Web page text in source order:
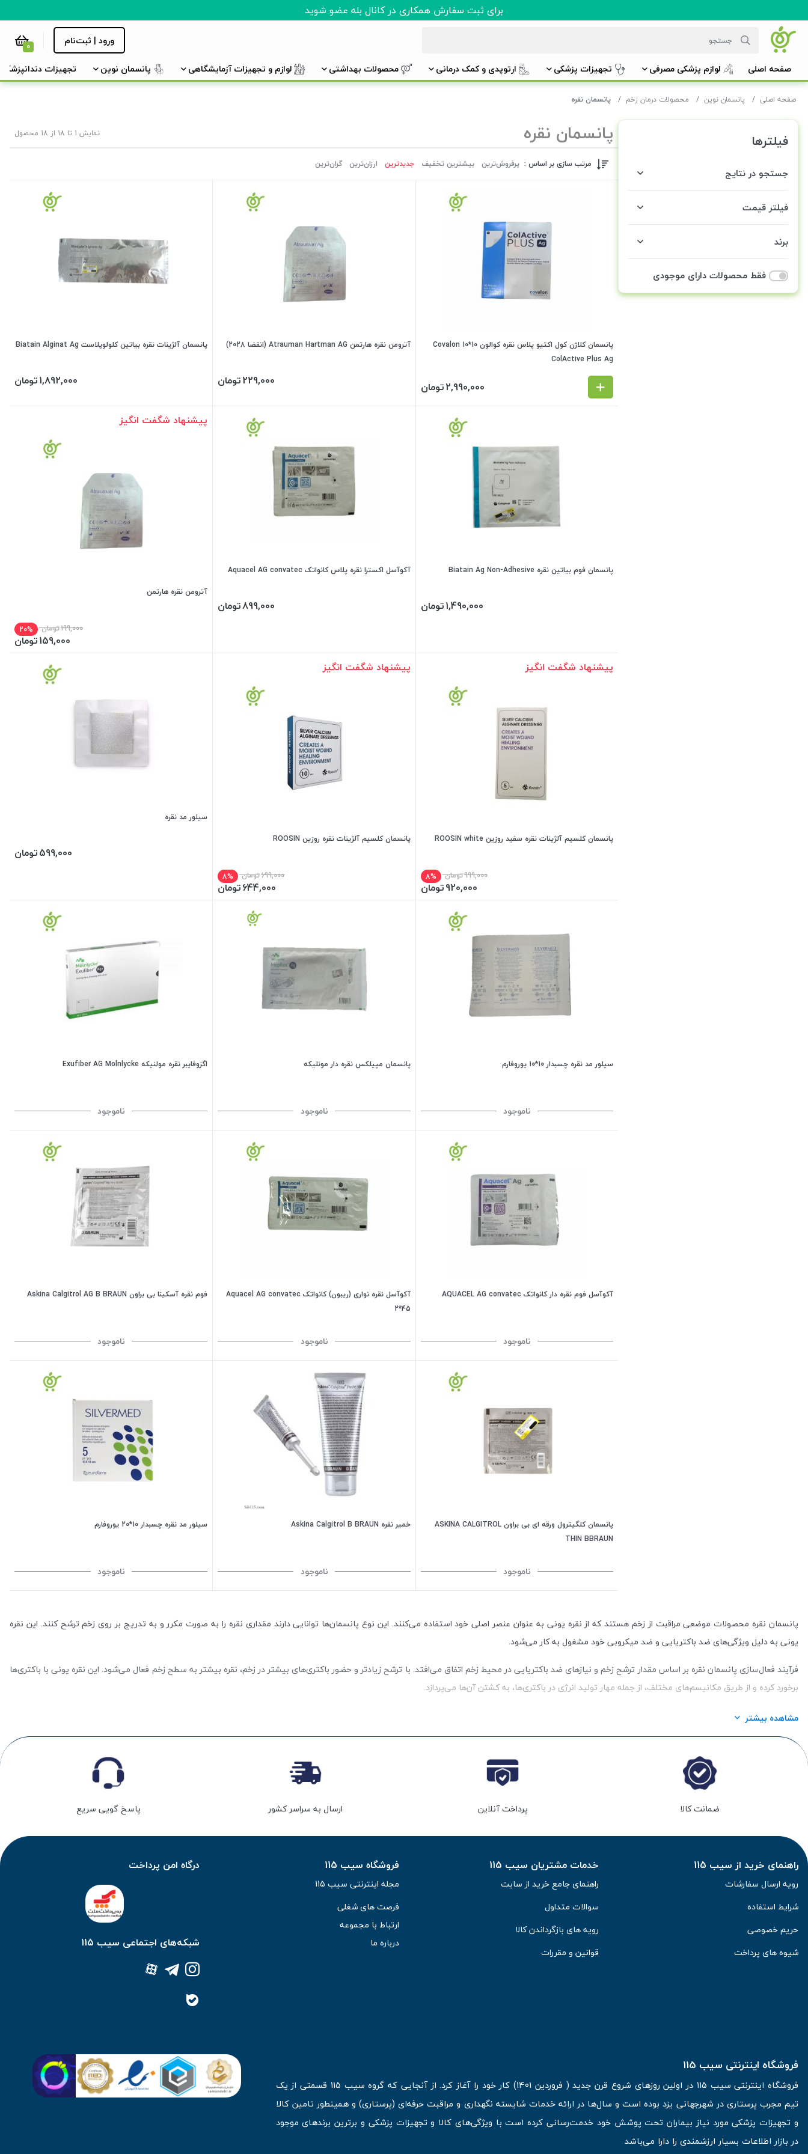
برای ثبت سفارش همکاری در کانال بله عضو شوید
ورود | ثبت‌نام 0
صفحه اصلی لوازم پزشکی مصرفی تجهیزات پزشکی ارتوپدی و کمک درمانی محصولات بهداشتی لوازم و تجهیزات آزمایشگاهی پانسمان نوین تجهیزات دندانپزشکی
صفحه اصلی پانسمان نوین محصولات درمان زخم پانسمان نقره
فیلترها
جستجو در نتایج
فیلتر قیمت
برند
فقط محصولات دارای موجودی
پانسمان نقره نمایش 1 تا 18 از 18 محصول
مرتب سازی بر اساس : پرفروش‌ترین‌ بیشترین تخفیف جدیدترین ارزان‌ترین گران‌ترین
پانسمان کلاژن کول اکتیو پلاس نقره کوالون 10*10 Covalon
ColActive Plus Ag
2,990,000تومان
آترومن نقره هارتمن Atrauman Hartman AG (انقضا 2028)
229,000تومان
پانسمان آلژینات نقره بیاتین کلولوپلاست Biatain Alginat Ag
1,892,000تومان
پانسمان فوم بیاتین نقره Biatain Ag Non-Adhesive
1,490,000تومان
آکوآسل اکسترا نقره پلاس کانواتک Aquacel AG convatec
899,000تومان
پیشنهاد شگفت انگیز
آترومن نقره هارتمن
199,000تومان 20%
159,000تومان
پیشنهاد شگفت انگیز
پانسمان کلسیم آلژینات نقره سفید روزین ROOSIN white
999,000تومان 8%
920,000تومان
پیشنهاد شگفت انگیز
پانسمان کلسیم آلژینات نقره روزین ROOSIN
699,000تومان 8%
644,000تومان
سیلور مد نقره
599,000تومان
سیلور مد نقره چسبدار 10*10 یوروفارم
ناموجود
پانسمان مپیلکس نقره دار مونلیکه
ناموجود
اگزوفایبر نقره مولنیکه Exufiber AG Molnlycke
ناموجود
آکوآسل فوم نقره دار کانواتک AQUACEL AG convatec
ناموجود
آکوآسل نقره نواری (ریبون) کانواتک Aquacel AG convatec
2*45
ناموجود
فوم نقره آسکینا بی براون Askina Calgitrol AG B BRAUN
ناموجود
پانسمان کلگیترول ورقه ای بی براون ASKINA CALGITROL
THIN BBRAUN
ناموجود
خمیر نقره Askina Calgitrol B BRAUN
ناموجود
سیلور مد نقره چسبدار 10*20 یوروفارم
ناموجود
پانسمان نقره محصولات موضعی مراقبت از زخم هستند که از نقره یونی به عنوان عنصر اصلی خود استفاده می‌کنند. این نوع پانسمان‌ها توانایی دارند مقداری نقره را به صورت مکرر و به تدریج بر روی زخم ترشح کنند. این نقره
یونی به دلیل ویژگی‌های ضد باکتریایی و ضد میکروبی خود مشغول به کار می‌شود.
فرآیند فعال‌سازی پانسمان نقره بر اساس مقدار ترشح زخم و نیازهای ضد باکتریایی در محیط زخم اتفاق می‌افتد. با ترشح زیادتر و حضور باکتری‌های بیشتر در زخم، نقره بیشتر به سطح زخم فعال می‌شود. این نقره یونی با باکتری‌ها
برخورد کرده و از طریق مکانیسم‌های مختلف، از جمله مهار تولید انرژی در باکتری‌ها، به کشتن آن‌ها می‌پردازد.
از نقره به عنوان یک آنتی بیوتیک سطحی در مراقبت از زخم‌ها به مدت صدها سال استفاده می‌شود. این استفاده به دلیل توانایی نقره در کشتن سریع و گسترده‌ای از میکروب‌ها و باعث مرگ آن‌ها شدن است. یون‌های نقره، با
کنترل انرژی باکتری‌ها، تأثیر مثبتی بر روی مراقبت از زخم دارند و به سلامت ارگانیسم‌های سالم در محیط آسیبی زخم آسیب نمی‌رسانند. پانسمان نقره جزء دسته پانسمان‌های ضد باکتری محسوب می‌شود و به عنوان یک راهکار
پانسمان نقره زخم بستر
مشاهده بیشتر
ضمانت کالا پرداخت آنلاین ارسال به سراسر کشور پاسخ گویی سریع
راهنمای خرید از سیب 115
رویه ارسال سفارشات
شرایط استفاده
حریم خصوصی
شیوه های پرداخت
خدمات مشتریان سیب 115
راهنمای جامع خرید از سایت
سوالات متداول
رویه های بازگرداندن کالا
قوانین و مقررات
فروشگاه سیب 115
مجله اینترنتی سیب 115
فرصت های شغلی
ارتباط با مجموعه
درباره ما
درگاه امن پرداخت
شبکه‌های اجتماعی سیب 115
فروشگاه اینترنتی سیب 115
فروشگاه اینترنتی سیب 115 در اولین روزهای شروع قرن جدید ( فروردین 1401) کار خود را آغاز کرد. از آنجایی که گروه سیب 115 قسمتی از یک
تیم مجرب پرستاری در شهرجهانی یزد بوده است و سال‌ها در ارائه خدمات شایسته نگهداری و مراقبت حرفه‌ای (پرستاری) و همینطور تامین کالا
و تجهیزات پزشکی مورد نیاز بیماران تحت پوشش خود خدمت‌رسانی کرده است با ویژگی‌های کالا و تجهیزات پزشکی و برترین برندهای موجود
در بازار اطلاعات بسیار ارزشمندی را دارا می‌باشد